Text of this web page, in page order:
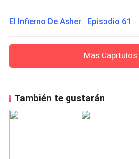
El Infierno De Asher Episodio 61
Más Capítulos
También te gustarán